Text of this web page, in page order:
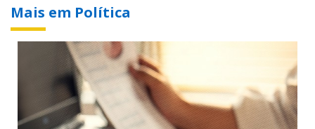
Mais em Política